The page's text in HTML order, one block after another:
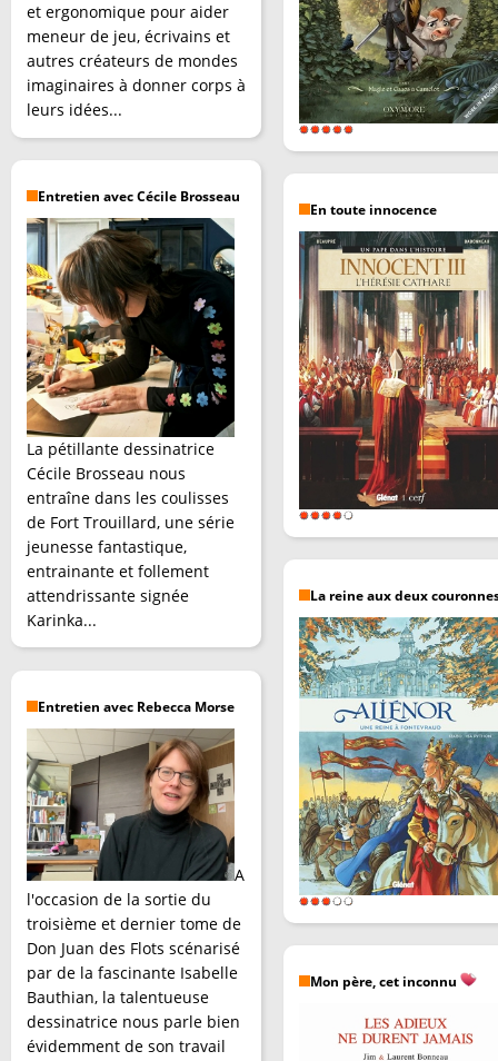
et ergonomique pour aider
meneur de jeu, écrivains et
autres créateurs de mondes
imaginaires à donner corps à
leurs idées...
Entretien avec Cécile Brosseau
La pétillante dessinatrice
Cécile Brosseau nous
entraîne dans les coulisses
de Fort Trouillard, une série
jeunesse fantastique,
entrainante et follement
attendrissante signée
Karinka...
Entretien avec Rebecca Morse
A
l'occasion de la sortie du
troisième et dernier tome de
Don Juan des Flots scénarisé
par de la fascinante Isabelle
Bauthian, la talentueuse
dessinatrice nous parle bien
évidemment de son travail
En toute innocence
La reine aux deux
Mon père, cet inconnu